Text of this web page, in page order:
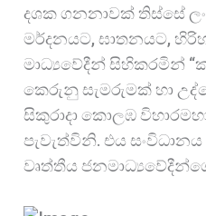
දශක ගනනාවක් තිස්සේ
මර්දනයට, ඝාතනයට,
මාධ්‍යවේදීන් සිහිකරමින්
කෙරුනු සැමරුමක් හා
සිකුරාදා කොලඹ
පැවැත්විනි. එය සංවිධානය
වෘත්තීය